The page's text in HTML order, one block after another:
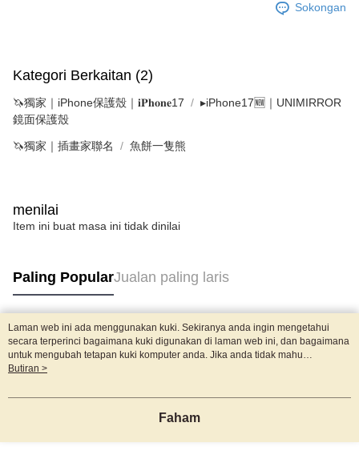
Sokongan
Kategori Berkaitan (2)
🦄獨家｜iPhone保護殼｜𝐢𝐏𝐡𝐨𝐧𝐞17
▸iPhone17🆕｜UNIMIRROR
鏡面保護殼
🦄獨家｜插畫家聯名 魚餅一隻熊
menilai
Item ini buat masa ini tidak dinilai
Paling PopularJualan paling laris
Tag Popular
Laman web ini ada menggunakan kuki. Sekiranya anda ingin mengetahui
secara terperinci bagaimana kuki digunakan di laman web ini, dan bagaimana
untuk mengubah tetapan kuki komputer anda. Jika anda tidak mahu
menggunakan kuki di komputer anda, sila rujuk penerangan mengenai kuki.
mengetahui secara terperinci bagaimana kuki digunakan di laman web ini,
mahu menggunakan kuki di komputer anda, sila rujuk penerangan mengenai
Butiran >
Faham